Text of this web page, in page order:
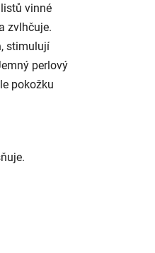
vinné
zvlhčuje.
stimulují
perlový
pokožku